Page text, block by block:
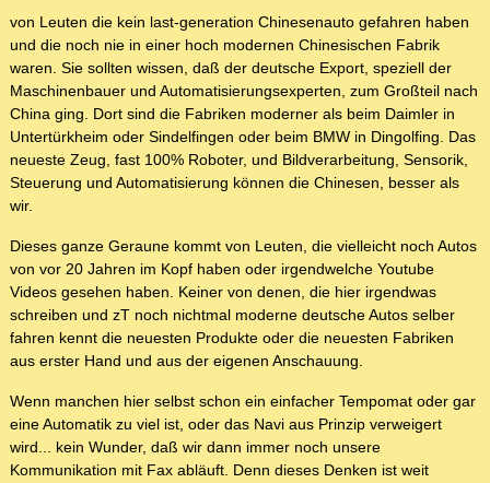
von Leuten die kein last-generation Chinesenauto gefahren haben
und die noch nie in einer hoch modernen Chinesischen Fabrik
waren. Sie sollten wissen, daß der deutsche Export, speziell der
Maschinenbauer und Automatisierungsexperten, zum Großteil nach
China ging. Dort sind die Fabriken moderner als beim Daimler in
Untertürkheim oder Sindelfingen oder beim BMW in Dingolfing. Das
neueste Zeug, fast 100% Roboter, und Bildverarbeitung, Sensorik,
Steuerung und Automatisierung können die Chinesen, besser als
wir.
Dieses ganze Geraune kommt von Leuten, die vielleicht noch Autos
von vor 20 Jahren im Kopf haben oder irgendwelche Youtube
Videos gesehen haben. Keiner von denen, die hier irgendwas
schreiben und zT noch nichtmal moderne deutsche Autos selber
fahren kennt die neuesten Produkte oder die neuesten Fabriken
aus erster Hand und aus der eigenen Anschauung.
Wenn manchen hier selbst schon ein einfacher Tempomat oder gar
eine Automatik zu viel ist, oder das Navi aus Prinzip verweigert
wird... kein Wunder, daß wir dann immer noch unsere
Kommunikation mit Fax abläuft. Denn dieses Denken ist weit